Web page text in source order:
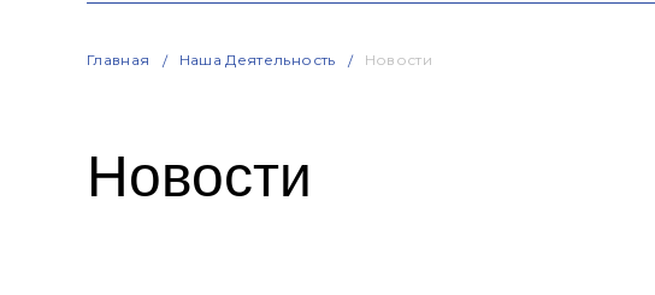
Главная Наша Деятельность Новости
Новости